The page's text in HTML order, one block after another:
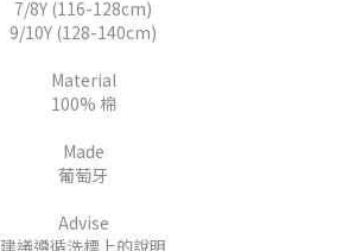
7/8Y (116-128cm)
9/10Y (128-140cm)
Material
100% 棉
Made
葡萄牙
Advise
建議遵循洗標上的說明